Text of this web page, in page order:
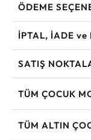
ÖDEME
İPTAL, İADE ve
SATIŞ
TÜM ÇOCUK
TÜM ALTIN